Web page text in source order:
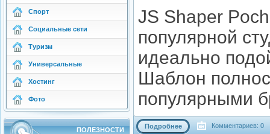
Спорт
Социальные сети
Туризм
Универсальные
Хостинг
Фото
ПОЛЕЗНОСТИ
JS Shaper
популярной
идеально
Шаблон
популярными
Подробнее Комментариев: 0